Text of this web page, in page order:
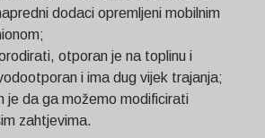
dodaci opremljeni mobilnim
otporan je na toplinu i
i ima dug vijek trajanja;
je da ga možemo modificirati
zahtjevima.